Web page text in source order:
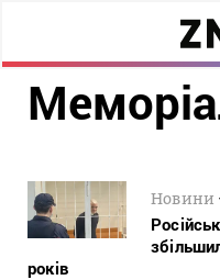
Новини
років